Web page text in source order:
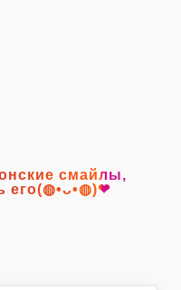
смайлы,
его(◍•ᴗ•◍)❤